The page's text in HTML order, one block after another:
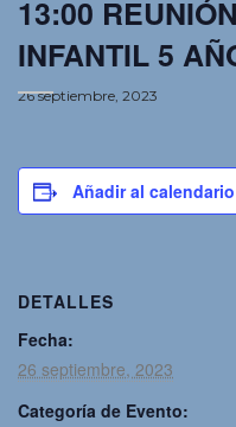
13:00
INFANTIL 5
26 septiembre, 2023
Añadir al calendario
DETALLES
Fecha:
26 septiembre, 2023
Categoría de Evento: